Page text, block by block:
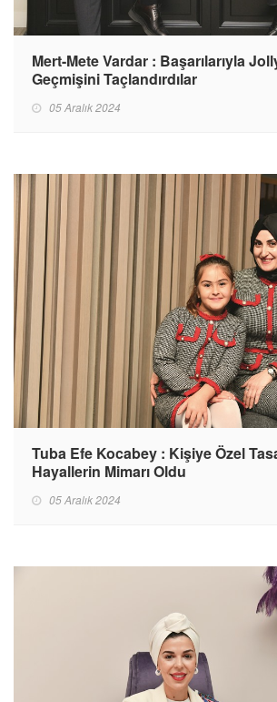
Mert-Mete Vardar : Başarılarıyla
Geçmişini Taçlandırdılar
05 Aralık 2024
Tuba Efe Kocabey : Kişiye Özel
Hayallerin Mimarı Oldu
05 Aralık 2024